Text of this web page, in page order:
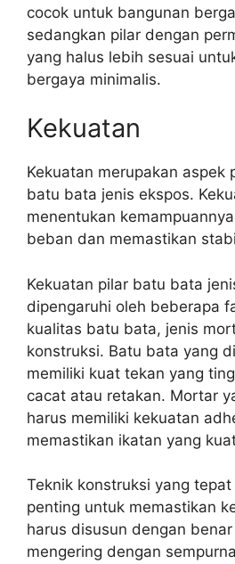
cocok untuk bangunan
sedangkan pilar dengan
yang halus lebih sesuai
bergaya minimalis.
Kekuatan
Kekuatan merupakan aspek
batu bata jenis ekspos.
menentukan
beban dan memastikan
Kekuatan pilar batu bata
dipengaruhi oleh beberapa
kualitas batu bata, jenis
konstruksi. Batu bata yang
memiliki kuat tekan yang
cacat atau retakan. Mortar
harus memiliki kekuatan
memastikan ikatan yang
Teknik konstruksi yang
penting untuk memastikan
harus disusun dengan
mengering dengan